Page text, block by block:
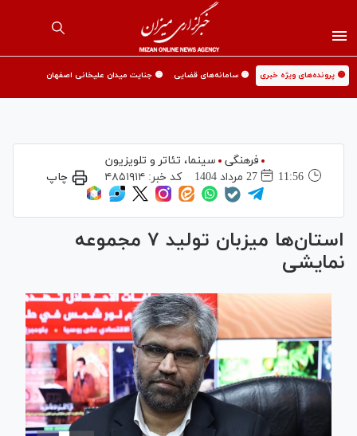
🟡 پرونده‌های ویژه خبری 🟡 سامانه‌های قضایی 🟡 جنایت میدان علیخانی اصفهان
فرهنگی
سینما،‌ تئاتر و تلویزیون
11:56
27 مرداد 1404 کد خبر:۴۸۵۱۹۱۴ چاپ
استان‌ها میزبان تولید ۷ مجموعه
نمایشی